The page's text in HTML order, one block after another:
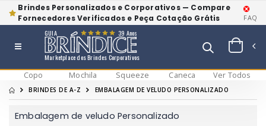
Brindes Personalizados e Corporativos — Compare
Fornecedores Verificados e Peça Cotação Grátis
FAQ
Marketplace dos Brindes Corporativos
GUIA 39 Anos
Copo Mochila Squeeze Caneca Ver Todos
BRINDES DE A-Z EMBALAGEM DE VELUDO PERSONALIZADO
Embalagem de veludo Personalizado